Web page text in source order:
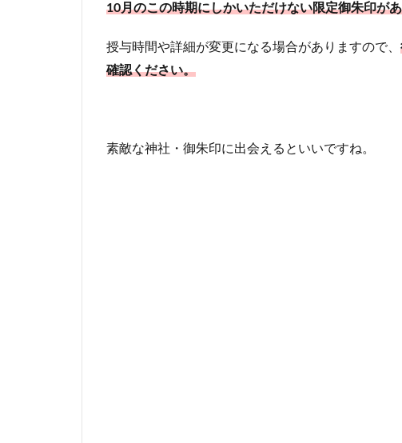
10月のこの時期にしかいただけない限定御朱印が
授与時間や詳細が変更になる場合がありますので、
確認ください。
素敵な神社・御朱印に出会えるといいですね。